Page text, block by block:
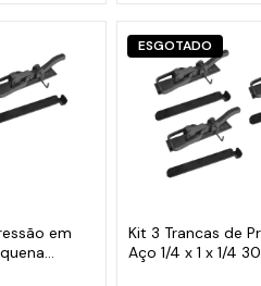
em
ESGOTADO
Kit 3 Trancas de
Aço 1/4 x 1 x 1/4